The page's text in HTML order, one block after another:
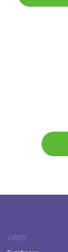
VIBER